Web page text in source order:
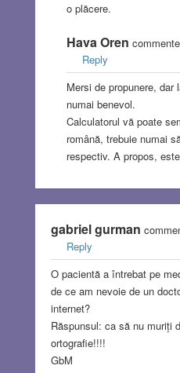
o plăcere.
Hava Oren
Reply
Mersi de propunere, dar
numai benevol.
Calculatorul vă poate
română, trebuie numai
respectiv. A propos,
gabriel gurman
Reply
O pacientă a întrebat pe
de ce am nevoie de un
internet?
Răspunsul: ca să nu muriți
ortografie!!!!
GbM